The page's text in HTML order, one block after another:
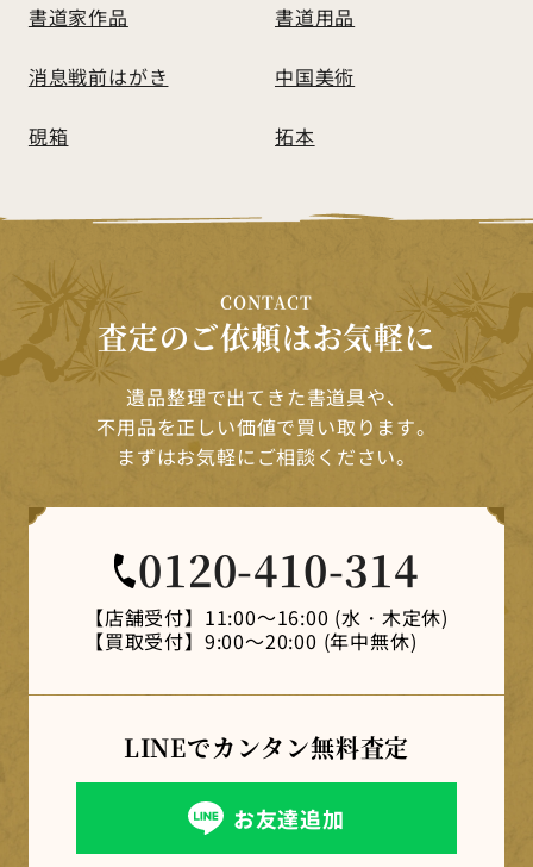
書道家作品 書道用品
消息戦前はがき 中国美術
硯箱 拓本
CONTACT
査定のご依頼はお気軽に
遺品整理で出てきた書道具や、
不用品を正しい価値で買い取ります。
まずはお気軽にご相談ください。
0120-410-314
【店舗受付】 11:00～16:00 (水・木定休)
【買取受付】 9:00～20:00 (年中無休)
LINEでカンタン無料査定
お友達追加